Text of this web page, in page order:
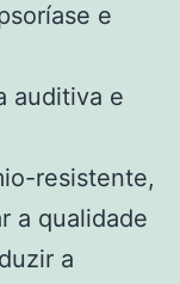
e
auditiva e
resistente,
a qualidade
a